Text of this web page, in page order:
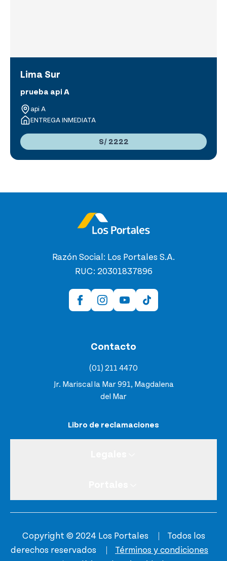
Lima Sur
prueba api A
api A
ENTREGA INMEDIATA
S/ 2222
Razón Social: Los Portales S.A.
RUC: 20301837896
Contacto
(01) 211 4470
Jr. Mariscal la Mar 991, Magdalena
del Mar
Libro de reclamaciones
Copyright © 2024 Los Portales
Todos los
derechos reservados
Términos y condiciones